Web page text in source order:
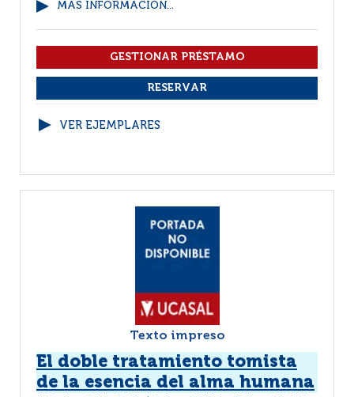
MÁS INFORMACIÓN...
VER EJEMPLARES
Texto impreso
El doble tratamiento tomista
de la esencia del alma humana